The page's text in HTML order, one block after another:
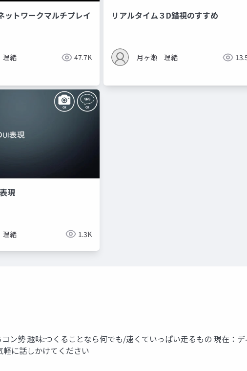
ットワークマルチプレイ
緒 47.7K
リアルタイム３D錯視のすすめ
月ヶ瀬 理緒
現
緒 1.3K
ン勢 趣味:つくることなら何でも/速くていっぱい走るもの 現在：
に話しかけてください